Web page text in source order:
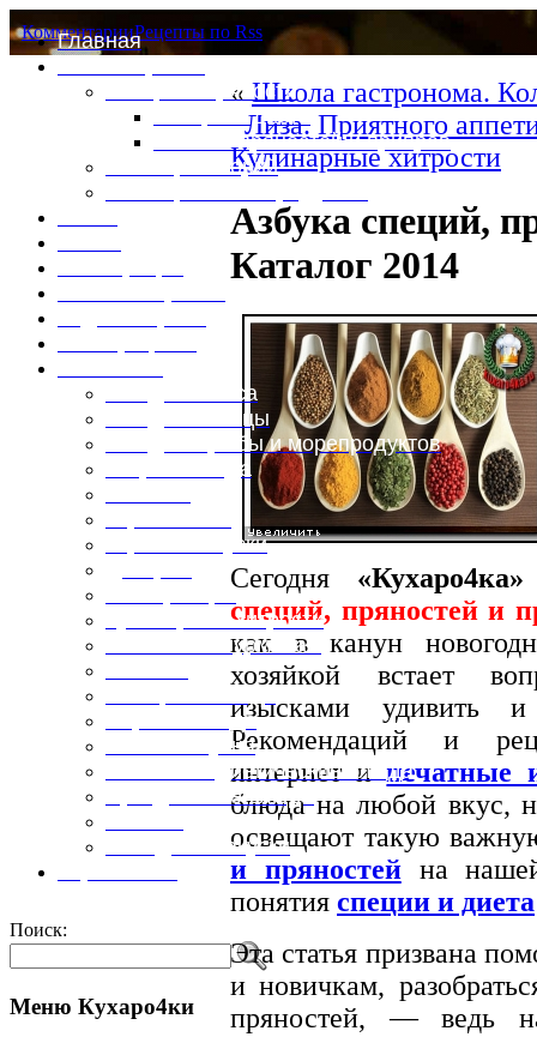
Главная
Специи и пряности
Специи и диета
Каталог пряностей и приправ
Таблица калорий
Блюда из мяса
Блюда из птицы
Блюда из рыбы и морепродуктов
Вторые блюда
Горячие закуски
Кулинарные хитрости
Маленьким гурманам
Первые блюда
Полевая кухня
Постные и диетические блюда
Праздничные блюда
Холодные закуски
КомментарииРецепты по Rss
Поиск:
Меню Кухаро4ки
«Школа гастронома.
Лиза. Приятного
Кулинарные хитрости
Азбука специй,
Каталог 2014
Сегодня «Кухаро4ка»
специй, пряностей и
как в канун
хозяйкой встает
изысками удивить и
Рекомендаций и
интернет ипечатные
блюда на любой вкус,
освещают такую
и пряностейна
понятия специи и диета
Эта статья призвана
и новичкам,
пряностей, — ведь